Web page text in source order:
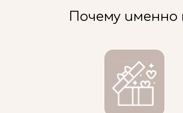
Почему именно